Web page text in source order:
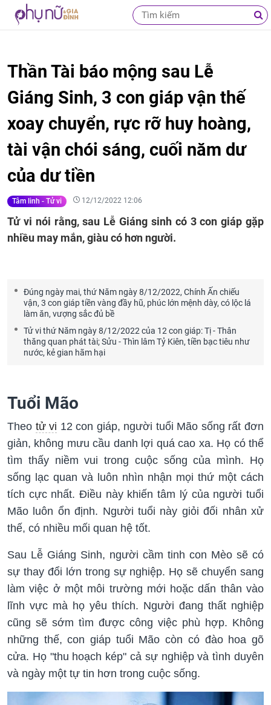
Thần Tài báo mộng sau Lễ
Giáng Sinh, 3 con giáp vận thế
xoay chuyển, rực rỡ huy hoàng,
tài vận chói sáng, cuối năm dư
của dư tiền
Tâm linh - Tử vi 12/12/2022 12:06
Tử vi nói rằng, sau Lễ Giáng sinh có 3 con giáp gặp
nhiều may mắn, giàu có hơn người.
Đúng ngày mai, thứ Năm ngày 8/12/2022, Chính Ấn chiếu
vận, 3 con giáp tiền vàng đầy hũ, phúc lớn mệnh dày, có lộc lá
làm ăn, vượng sắc đủ bề
Tử vi thứ Năm ngày 8/12/2022 của 12 con giáp: Tị - Thân
thăng quan phát tài; Sửu - Thìn lâm Tỷ Kiên, tiền bạc tiêu như
nước, kẻ gian hãm hại
Tuổi Mão
Theo tử vi 12 con giáp, người tuổi Mão sống rất đơn
giản, không mưu cầu danh lợi quá cao xa. Họ có thể
tìm thấy niềm vui trong cuộc sống của mình. Họ
sống lạc quan và luôn nhìn nhận mọi thứ một cách
tích cực nhất. Điều này khiến tâm lý của người tuổi
Mão luôn ổn định. Người tuổi này giỏi đối nhân xử
thế, có nhiều mối quan hệ tốt.
Sau Lễ Giáng Sinh, người cầm tinh con Mèo sẽ có
sự thay đổi lớn trong sự nghiệp. Họ sẽ chuyển sang
làm việc ở một môi trường mới hoặc dấn thân vào
lĩnh vực mà họ yêu thích. Người đang thất nghiệp
cũng sẽ sớm tìm được công việc phù hợp. Không
những thế, con giáp tuổi Mão còn có đào hoa gõ
cửa. Họ "thu hoạch kép" cả sự nghiệp và tình duyên
và ngày một tự tin hơn trong cuộc sống.